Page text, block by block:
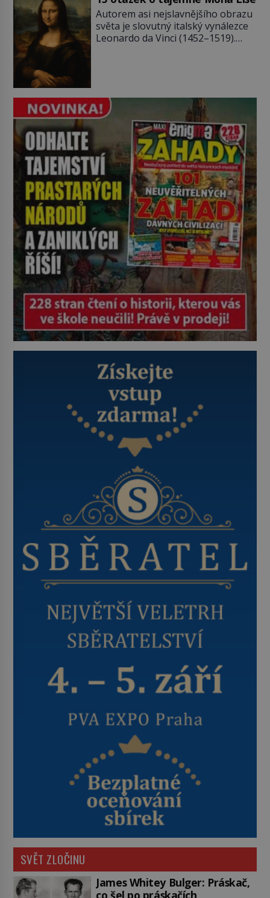
však přichází gesto, které
nebožačku posílá rovnou do
plynové komory. Jména jako Rudolf
Autorem asi nejslavnějšího obrazu
světa je slovutný italský vynálezce
Leonardo da Vinci (1452–1519).
pověsil Napoleon? Samotný císař
Napoleon Bonaparte (1769–1821)
má pro malbu slabost, a tak si ji
ještě jako první konzul přemístí do
své ložnice v Tuilerisjkém […]
SVĚT ZLOČINU
James Whitey Bulger: Práskač,
co šel po práskačích